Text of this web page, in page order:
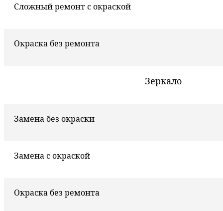
Сложный ремонт с окраской
Окраска без ремонта
Зеркало
Замена без окраски
Замена с окраской
Окраска без ремонта